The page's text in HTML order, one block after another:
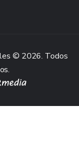
© 2026. Todos